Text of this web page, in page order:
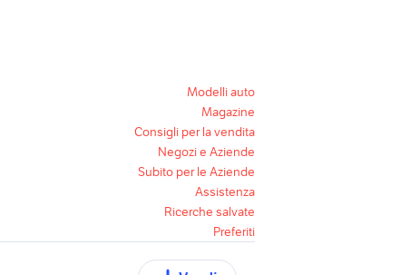
Modelli auto
Magazine
Consigli per la vendita
Negozi e Aziende
Subito per le Aziende
Assistenza
Ricerche salvate
Preferiti